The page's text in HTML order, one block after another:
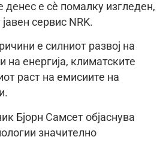
денес е сè помалку изгледен,
сервис NRK.
е силниот развој на
на енергија, климатските
раст на емисиите на
Бјорн Самсет објаснува
значително